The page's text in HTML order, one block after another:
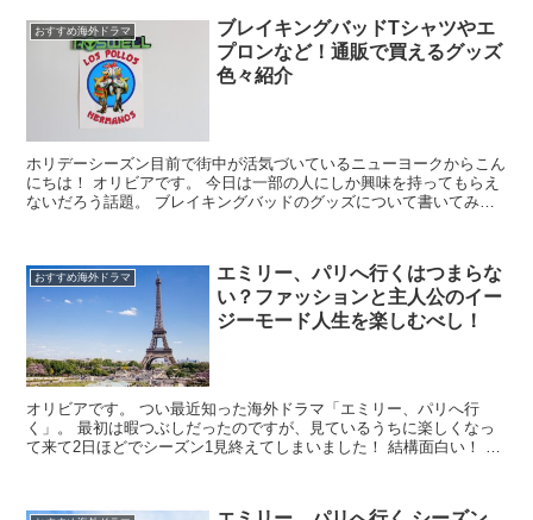
おすすめ海外ドラマ
ブレイキングバッドTシャツやエ
プロンなど！通販で買えるグッズ
色々紹介
ホリデーシーズン目前で街中が活気づいているニューヨークからこん
にちは！ オリビアです。 今日は一部の人にしか興味を持ってもらえ
ないだろう話題。 ブレイキングバッドのグッズについて書いてみよ
おすすめ海外ドラマ
エミリー、パリへ行くはつまらな
い？ファッションと主人公のイー
ジーモード人生を楽しむべし！
オリビアです。 つい最近知った海外ドラマ「エミリー、パリへ行
く」。 最初は暇つぶしだったのですが、見ているうちに楽しくなっ
て来て2日ほどでシーズン1見終えてしまいました！ 結構面白い！ し